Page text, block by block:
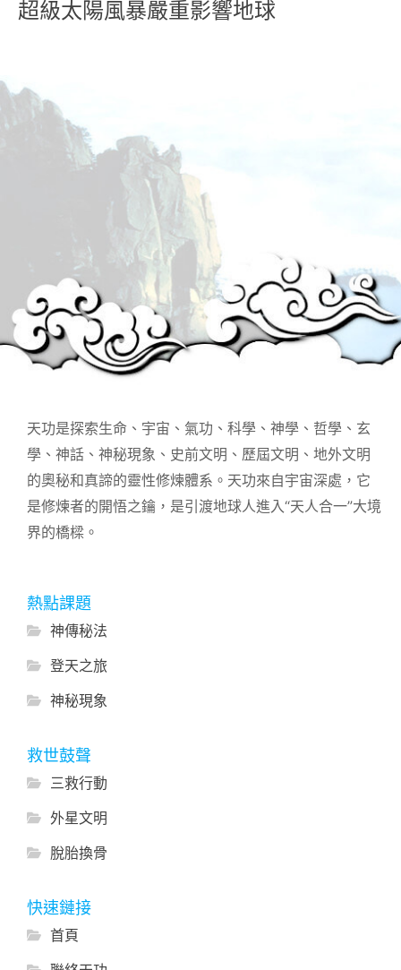
超級太陽風暴嚴重影響地球
天功是探索生命、宇宙、氣功、科學、神學、哲學、玄
學、神話、神秘現象、史前文明、歷屆文明、地外文明
的奧秘和真諦的靈性修煉體系。天功來自宇宙深處，它
是修煉者的開悟之鑰，是引渡地球人進入“天人合一”大境
界的橋樑。
熱點課題
神傳秘法
登天之旅
神秘現象
救世鼓聲
三救行動
外星文明
脫胎換骨
快速鏈接
首頁